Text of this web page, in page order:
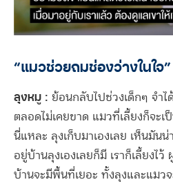
“แมวช่วยถมช่องว่างในใจ”
ลุงหมู : ย้อนกลับไปช่วงเด็กๆ จำไ
ตลอดไม่เคยขาด แมวที่เลี้ยงก็จะ
นี่แหละ ลุงเก็บมาเองเลย เห็นมันน่
อยู่บ้านลุงเองเลยก็มี เราก็เลี้ยงไ
บ้านจะมีพื้นที่เยอะ ทั้งลุงและแมว